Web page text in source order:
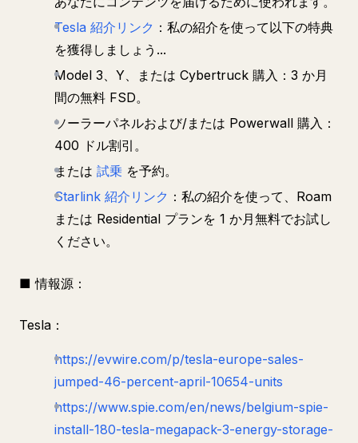
Tesla 紹介リンク ：私の紹介を使って以下の特典
を獲得しましょう...
Model 3、Y、または Cybertruck 購入：3 か月
間の無料 FSD。
ソーラーパネルおよび/または Powerwall 購入：
400 ドル割引。
または 試乗 を予約。
Starlink 紹介リンク ：私の紹介を使って、Roam
または Residential プランを 1 か月無料でお試し
ください。
■ 情報源：
Tesla：
https://evwire.com/p/tesla-europe-sales-
jumped-46-percent-april-10654-units
https://www.spie.com/en/news/belgium-spie-
install-180-tesla-megapack-3-energy-storage-